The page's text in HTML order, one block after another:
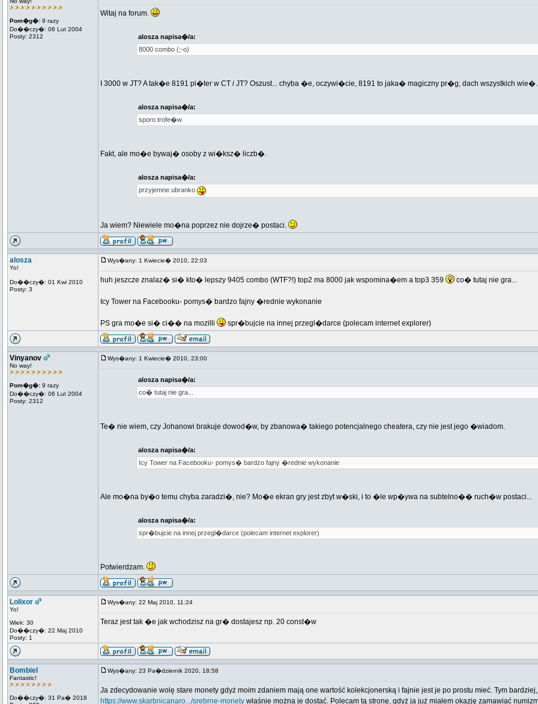
Pom�g�: 9 razy
Do��czy�: 06 Lut 2004
Posty: 2312
Witaj na forum.
alosza napisa�/a:
8000 combo (;-o)
I 3000 w JT? A tak�e 8191 pi�ter w CT i JT? Oszust... chyba �e, oczywi�cie, 8191 to jaka� magiczny pr�g, dach wszystkich
alosza napisa�/a:
sporo trofe�w
Fakt, ale mo�e bywaj� osoby z wi�ksz� liczb�.
alosza napisa�/a:
przyjemne ubranko
Ja wiem? Niewiele mo�na poprzez nie dojrze� postaci.
alosza
Yo!
Do��czy�: 01 Kwi 2010
Posty: 3
Wys�any: 1 Kwiecie� 2010, 22:03
huh jeszcze znalaz� si� kto� lepszy 9405 combo (WTF?!) top2 ma 8000 jak wspomina�em a top3 359 co� tutaj nie gra...
Icy Tower na Facebooku- pomys� bardzo fajny �rednie wykonanie
PS gra mo�e si� ci�� na mozilli spr�bujcie na innej przegl�darce (polecam internet explorer)
Vinyanov
No way!
Pom�g�: 9 razy
Do��czy�: 06 Lut 2004
Posty: 2312
Wys�any: 1 Kwiecie� 2010, 23:00
alosza napisa�/a:
co� tutaj nie gra...
Te� nie wiem, czy Johanowi brakuje dowod�w, by zbanowa� takiego potencjalnego cheatera, czy nie jest jego �wiadom.
alosza napisa�/a:
Icy Tower na Facebooku- pomys� bardzo fajny �rednie wykonanie
Ale mo�na by�o temu chyba zaradzi�, nie? Mo�e ekran gry jest zbyt w�ski, i to �le wp�ywa na subtelno�� ruch�w postaci...
alosza napisa�/a:
spr�bujcie na innej przegl�darce (polecam internet explorer)
Potwierdzam.
Lolixor
Yo!
Wiek: 30
Do��czy�: 22 Maj 2010
Posty: 1
Wys�any: 22 Maj 2010, 11:24
Teraz jest tak �e jak wchodzisz na gr� dostajesz np. 20 const�w
Bombiel
Fantastic!
Do��czy�: 31 Pa� 2018
Wys�any: 23 Pa�dziernik 2020, 18:58
Ja zdecydowanie wolę stare monety gdyż moim zdaniem mają one wartość kolekcjonerską i fajnie jest je po prostu mieć. Tym
https://www.skarbnicanaro.../srebrne-monety właśnie można je dostać. Polecam tą stronę, gdyż ja już miałem okazję zamawiać